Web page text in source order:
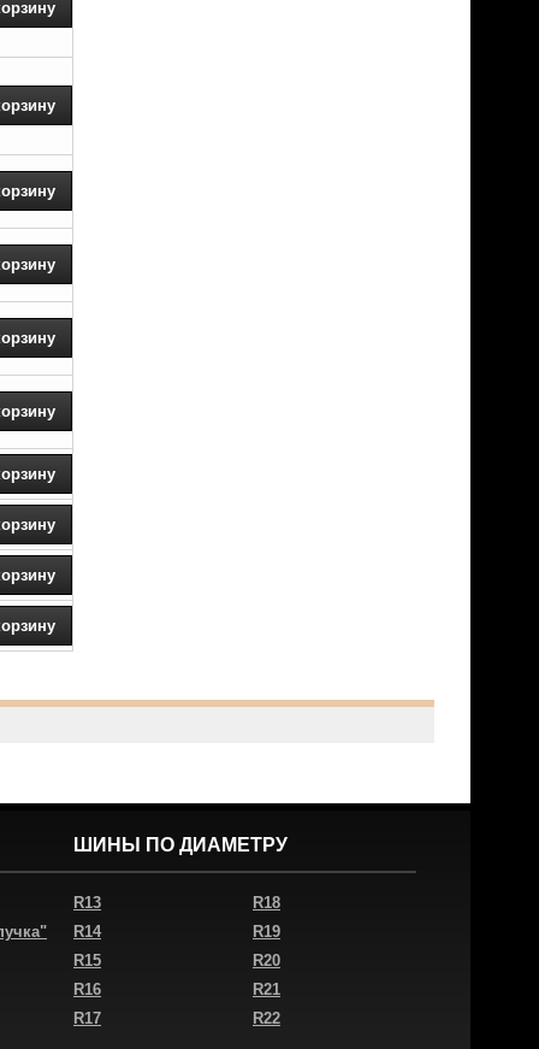
ШИНЫ ПО ДИАМЕТРУ
R13
R14
R15
R16
R17
R18
R19
R20
R21
R22